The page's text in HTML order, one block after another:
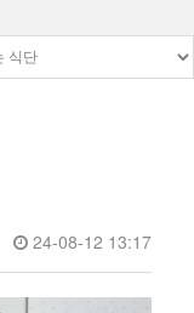
24-08-12 13:17